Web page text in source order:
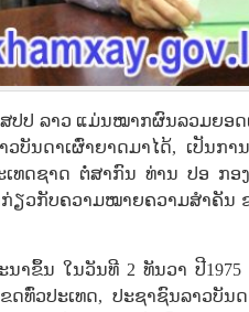
ປປ ລາວ ແມ່ນໝາກຜົນລວມຍອ
ບັນດາເຜົ່າຍາດມາໄດ້, ເປັນກ
ທດຊາດ ຕໍ່ສາກົນ ທ່ານ ປອ ກອ
ຽວກັບຄວາມໝາຍຄວາມສໍາຄັນ
ນາຂຶ້ນ ໃນວັນທີ 2 ທັນວາ ປີ
ດທົ່ວປະເທດ, ປະຊາຊົນລາວບັ